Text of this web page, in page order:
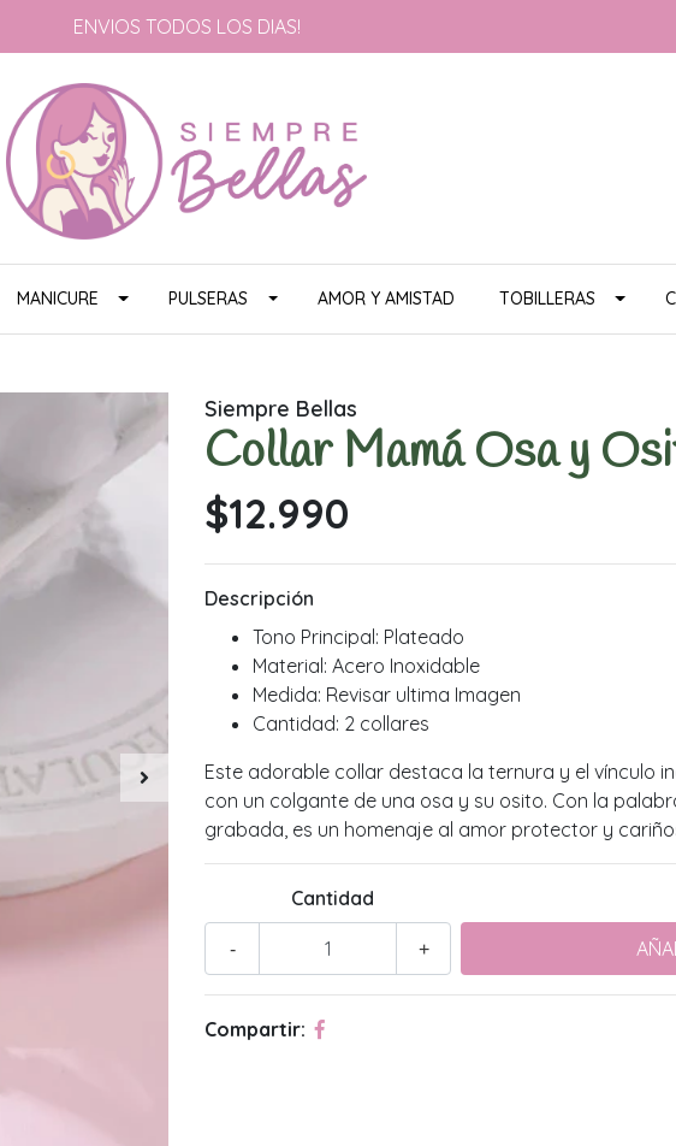
ENVIOS TODOS LOS DIAS!
MANICURE PULSERAS AMOR Y AMISTAD TOBILLERAS
Siempre Bellas
Collar Mamá Osa y
$12.990
Descripción
Tono Principal: Plateado
Material: Acero Inoxidable
Medida: Revisar ultima Imagen
Cantidad: 2 collares
Este adorable collar destaca la ternura y el vínculo
con un colgante de una osa y su osito. Con la
grabada, es un homenaje al amor protector y
Cantidad
+
-
Compartir: